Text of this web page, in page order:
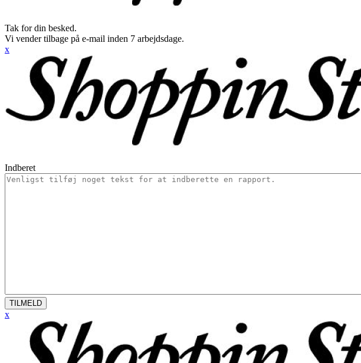
Tak for din besked.
Vi vender tilbage på e-mail inden 7 arbejdsdage.
x
Indberet
TILMELD
x